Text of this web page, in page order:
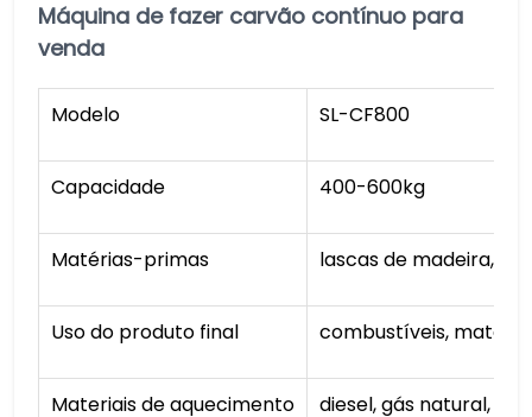
Máquina de fazer carvão contínuo para
venda
Modelo SL-CF800
Capacidade 400-600kg
Matérias-primas lascas de madeira,
Uso do produto final combustíveis,
Materiais de aquecimento diesel, gás natural,